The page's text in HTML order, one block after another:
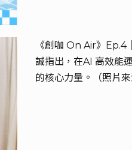
《創咖 On Air》Ep.4
誠指出，在AI 高效能
的核心力量。（照片來